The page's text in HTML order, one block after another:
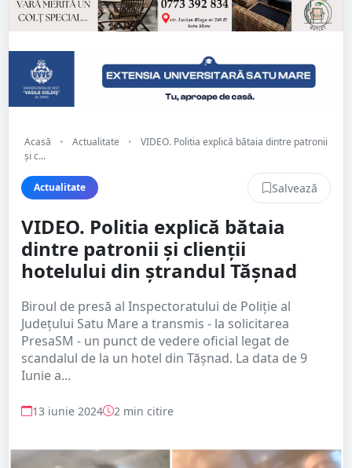
Acasă • Actualitate •
VIDEO. Politia explică bătaia dintre patronii
și c...
Actualitate Salvează
VIDEO. Politia explică bătaia
dintre patronii și clienții
hotelului din ștrandul Tășnad
Biroul de presă al Inspectoratului de Poliție al
Județului Satu Mare a transmis - la solicitarea
PresaSM - un punct de vedere oficial legat de
scandalul de la un hotel din Tășnad. La data de 9
Iunie a...
13 iunie 2024 2 min citire